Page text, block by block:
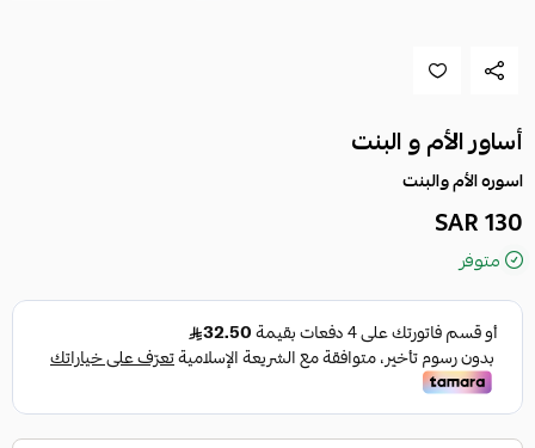
أساور الأم و البنت
اسوره الأم والبنت
130 SAR
متوفر